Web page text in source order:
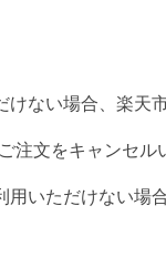
ない場合、楽
注文をキャンセル
いただけない場